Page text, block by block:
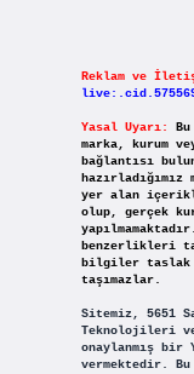
Reklam ve
Yasal Uyarı:
marka, kurum
bağlantısı
yer alan
olup, gerçek
benzerlikleri
bilgiler taslak
taşımazlar.
Sitemiz, 5651
Teknolojileri
onaylanmış bir
vermektedir.